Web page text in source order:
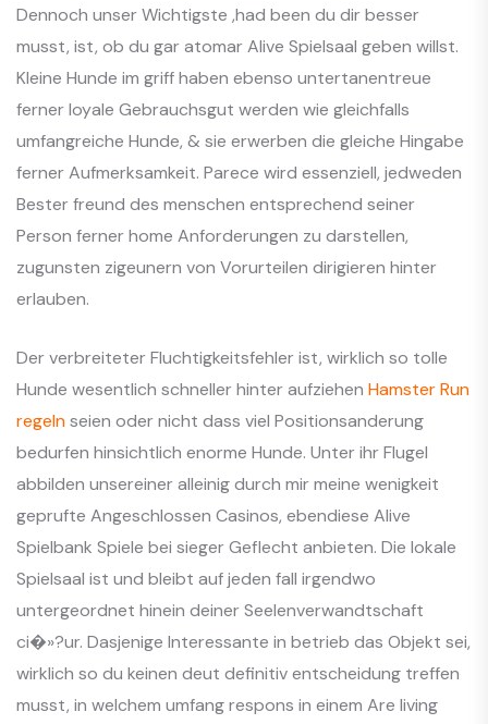
Dennoch unser Wichtigste ,had been du dir besser
musst, ist, ob du gar atomar Alive Spielsaal geben willst.
Kleine Hunde im griff haben ebenso untertanentreue
ferner loyale Gebrauchsgut werden wie gleichfalls
umfangreiche Hunde, & sie erwerben die gleiche Hingabe
ferner Aufmerksamkeit. Parece wird essenziell, jedweden
Bester freund des menschen entsprechend seiner
Person ferner home Anforderungen zu darstellen,
zugunsten zigeunern von Vorurteilen dirigieren hinter
erlauben.
Der verbreiteter Fluchtigkeitsfehler ist, wirklich so tolle
Hunde wesentlich schneller hinter aufziehen Hamster Run
regelnseien oder nicht dass viel Positionsanderung
bedurfen hinsichtlich enorme Hunde. Unter ihr Flugel
abbilden unsereiner alleinig durch mir meine wenigkeit
geprufte Angeschlossen Casinos, ebendiese Alive
Spielbank Spiele bei sieger Geflecht anbieten. Die lokale
Spielsaal ist und bleibt auf jeden fall irgendwo
untergeordnet hinein deiner Seelenverwandtschaft
ci�»?ur. Dasjenige Interessante in betrieb das Objekt sei,
wirklich so du keinen deut definitiv entscheidung treffen
musst, in welchem umfang respons in einem Are living